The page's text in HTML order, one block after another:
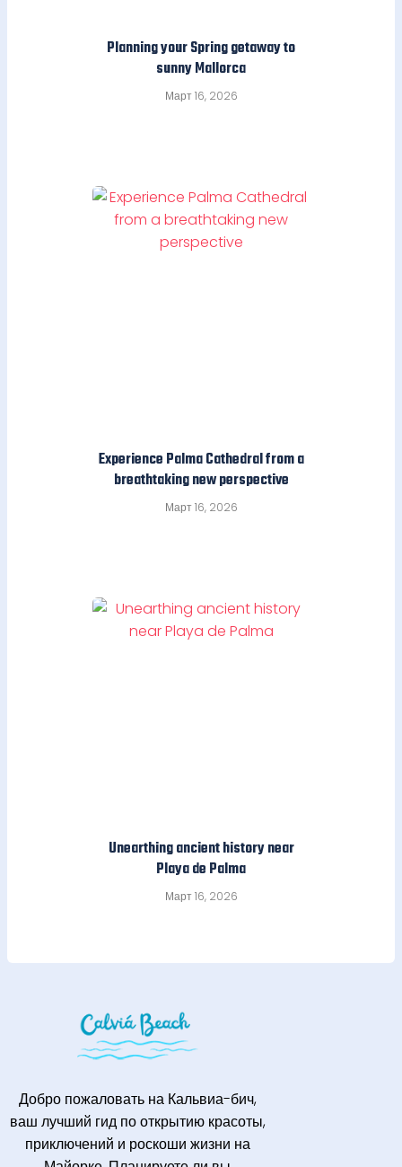
Planning your Spring getaway to
sunny Mallorca
Март 16, 2026
Experience Palma Cathedral from a
breathtaking new perspective
Март 16, 2026
Unearthing ancient history near
Playa de Palma
Март 16, 2026
Добро пожаловать на Кальвиа-бич,
ваш лучший гид по открытию красоты,
приключений и роскоши жизни на